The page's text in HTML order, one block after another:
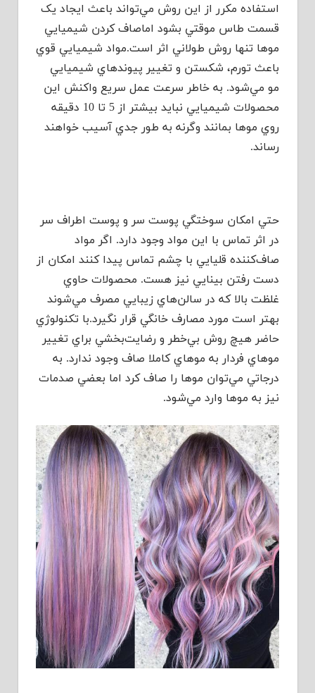
استفاده مکرر از اين روش مي‌تواند باعث ايجاد يک
قسمت طاس موقتي بشود اماصاف کردن شيميايي
موها تنها روش طولاني اثر است.مواد شيميايي قوي
باعث تورم، شکستن و تغيير پيوندهاي شيميايي
مو مي‌شود. به خاطر سرعت عمل سريع واکنش اين
محصولات شيميايي نبايد بيشتر از 5 تا 10 دقيقه
روي موها بمانند وگرنه به طور جدي آسيب خواهند
رساند.
حتي‌ امکان سوختگي پوست سر و پوست اطراف سر
در اثر تماس با اين مواد وجود دارد. اگر مواد
صاف‌کننده قليايي با چشم تماس پيدا کنند امکان از
دست رفتن بينايي نيز هست. محصولات حاوي
غلظت بالا که در سالن‌هاي زيبايي مصرف مي‌شوند
بهتر است مورد مصارف خانگي قرار نگيرد.با تکنولوژي
حاضر هيچ روش بي‌خطر و رضايت‌بخشي براي تغيير
موهاي فردار به موهاي کاملا صاف وجود ندارد. به
درجاتي مي‌توان موها را صاف کرد اما بعضي صدمات
نيز به موها وارد مي‌شود.